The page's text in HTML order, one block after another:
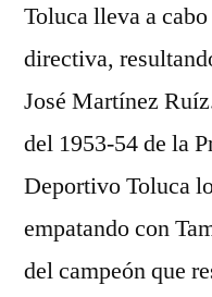
Toluca lleva a
directiva,
José Martínez
del 1953-54 de la
Deportivo Toluca
empatando con
del campeón que